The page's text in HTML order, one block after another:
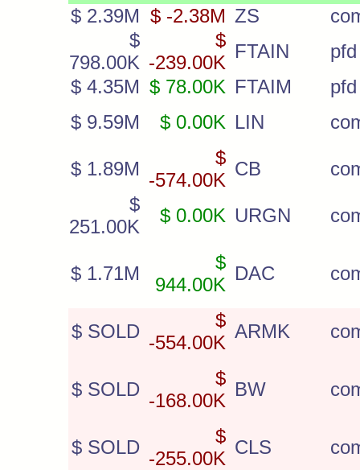
$ 2.39M $ -2.38M ZS
$
798.00K
$
-239.00K
FTAIN
pfd
$ 4.35M $ 78.00K FTAIM
pfd
$ 9.59M
$ 0.00K LIN
$ 1.89M
$
-574.00K
CB
$
251.00K
$ 0.00K URGN
$ 1.71M
$
944.00K
DAC
$ SOLD
$
-554.00K
ARMK
$ SOLD
$
-168.00K
BW
$ SOLD
$
-255.00K
CLS